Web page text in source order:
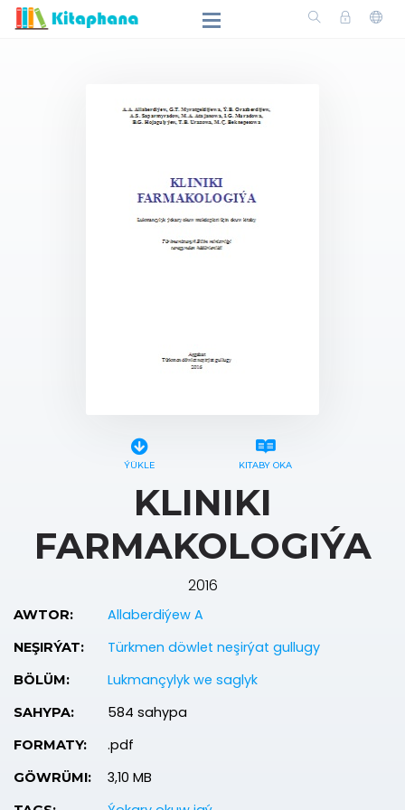
ÝÜKLE KITABY OKA
KLINIKI
FARMAKOLOGIÝA
2016
AWTOR: Allaberdiýew A
NEŞIRÝAT: Türkmen döwlet neşirýat gullugy
BÖLÜM: Lukmançylyk we saglyk
SAHYPA: 584 sahypa
FORMATY: .pdf
GÖWRÜMI: 3,10 MB